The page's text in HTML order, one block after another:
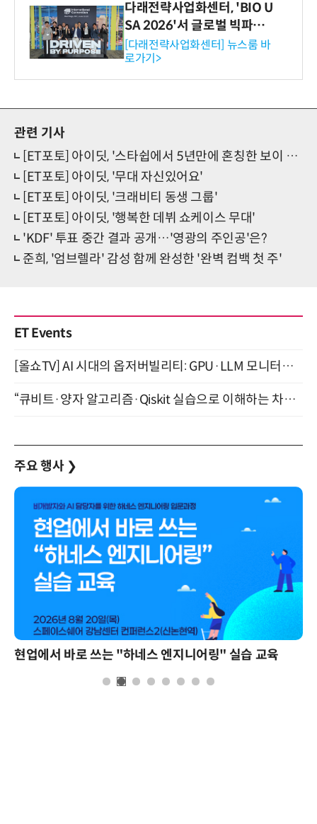
다래전략사업화센터, 'BIO U
SA 2026'서 글로벌 빅파마
와의 비즈니스 미팅 지원…K
-바이오 해외 진출 교두보 확
보
[다래전략사업화센터] 뉴스룸 바
로가기>
관련 기사
[ET포토] 아이딧, '스타쉽에서 5년만에 혼칭한 보이 그룹'
[ET포토] 아이딧, '무대 자신있어요'
[ET포토] 아이딧, '크래비티 동생 그룹'
[ET포토] 아이딧, '행복한 데뷔 쇼케이스 무대'
'KDF' 투표 중간 결과 공개…'영광의 주인공'은?
준희, '엄브렐라' 감성 함께 완성한 '완벽 컴백 첫 주'
ET Events
[올쇼TV] AI 시대의 옵저버빌리티: GPU·LLM 모니터링부터 AI 기반 장애 대응까지 (8/11 생방송)
“큐비트·양자 알고리즘·Qiskit 실습으로 이해하는 차세대 컴퓨팅” (8/28)
주요 행사 ❯
현업에서 바로 쓰는 "하네스 엔지니어링" 실습 교육